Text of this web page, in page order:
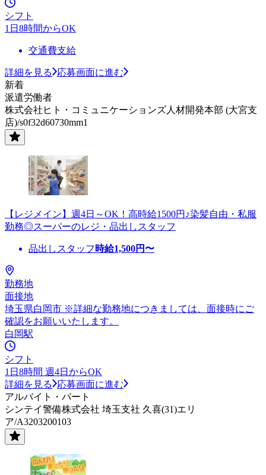
シフト
1日8時間からOK
交通費支給
詳細を見る
応募画面に進む
新着
派遣労働者
株式会社ヒト・コミュニケーションズ人材開発本部 (大宮支
店)/s0f32d60730mm1
【レジメイン】週4日～OK！高時給1500円♪染髪自由・私服
勤務◎スーパーのレジ・品出しスタッフ
品出しスタッフ 時給1,500円〜
勤務地
面接地
埼玉県白岡市 ※詳細な勤務地につきましては、面接時にご
確認をお願いいたします。
白岡駅
シフト
1日8時間 週4日からOK
詳細を見る
応募画面に進む
アルバイト・パート
シンテイ警備株式会社 埼玉支社 久喜(31)エリ
ア/A3203200103